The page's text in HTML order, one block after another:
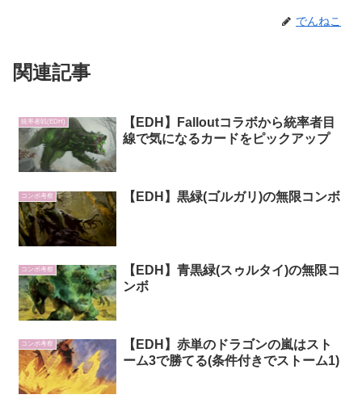
でんねこ
関連記事
統率者戦(EDH)
【EDH】Falloutコラボから統率者目
線で気になるカードをピックアップ
コンボ考察 【EDH】黒緑(ゴルガリ)の無限コンボ
コンボ考察
【EDH】青黒緑(スゥルタイ)の無限コ
ンボ
コンボ考察
【EDH】赤単のドラゴンの嵐はスト
ーム3で勝てる(条件付きでストーム1)